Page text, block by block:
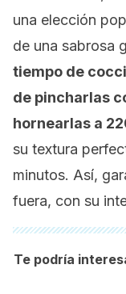
una elección
de una sabrosa
tiempo de
de pincharlas
hornearlas a
su textura
minutos. Así,
fuera, con su
Te podría